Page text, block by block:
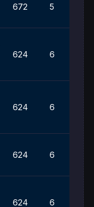
672 5
624 6
624 6
624 6
624 6